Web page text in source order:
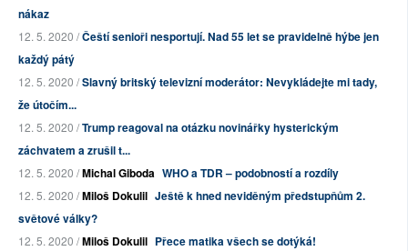
nákaz
12. 5. 2020 /Čeští senioři nesportují. Nad 55 let se pravidelně hýbe jen
každý pátý
12. 5. 2020 /Slavný britský televizní moderátor: Nevykládejte mi tady,
že útočím...
12. 5. 2020 /Trump reagoval na otázku novinářky hysterickým
záchvatem a zrušil t...
12. 5. 2020 /Michal Giboda WHO a TDR – podobností a rozdíly
12. 5. 2020 /Miloš Dokulil Ještě k hned neviděným předstupňům 2.
světové války?
12. 5. 2020 /Miloš Dokulil Přece matika všech se dotýká!